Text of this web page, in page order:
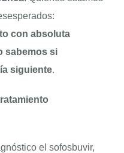
con absoluta
sabemos si
siguiente.
el sofosbuvir,